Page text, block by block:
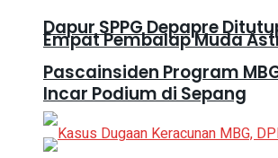
Dapur SPPG Depapre
Pascainsiden Program
Empat Pembalap Muda
Incar Podium di Sepang